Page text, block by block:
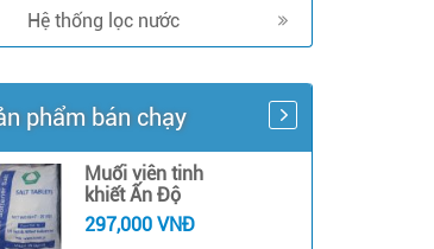
Hệ thống lọc nước
phẩm bán chạy
Muối viên tinh
khiết Ấn Độ
297,000 VNĐ